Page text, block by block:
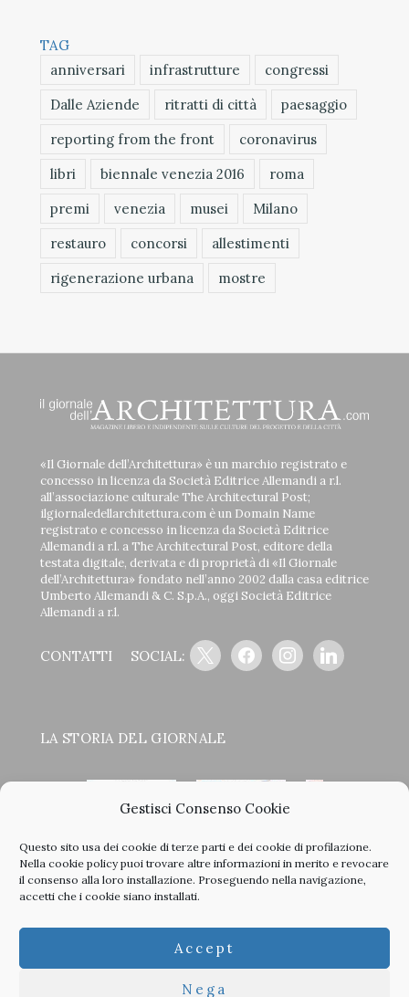
Gestisci Consenso Cookie
Questo sito usa dei cookie di terze parti e dei cookie di profilazione.
Nella cookie policypuoi trovare altre informazioni in merito e revocare
il consenso alla loro installazione. Proseguendo nella navigazione,
accetti che i cookie siano installati.
Accept
Nega
TAG
anniversari
infrastrutture
congressi
Dalle Aziende
ritratti di città
paesaggio
reporting from the front
coronavirus
libri
biennale venezia 2016
roma
premi
venezia musei
Milano
restauro
concorsi
allestimenti
rigenerazione urbana
mostre
«Il Giornale dell’Architettura» è un marchio registrato e
concesso in licenza da Società Editrice Allemandi a r.l.
all’associazione culturale The Architectural Post;
ilgiornaledellarchitettura.com è un Domain Name
registrato e concesso in licenza da Società Editrice
Allemandi a r.l. a The Architectural Post, editore della
testata digitale, derivata e di proprietà di «Il Giornale
dell’Architettura» fondato nell’anno 2002 dalla casa editrice
Umberto Allemandi & C. S.p.A., oggi Società Editrice
Allemandi a r.l.
CONTATTI SOCIAL:
x facebookinstagramlinkedin
LA STORIA DEL GIORNALE
< >
tutti i nostri vecchi numeri in PDF.